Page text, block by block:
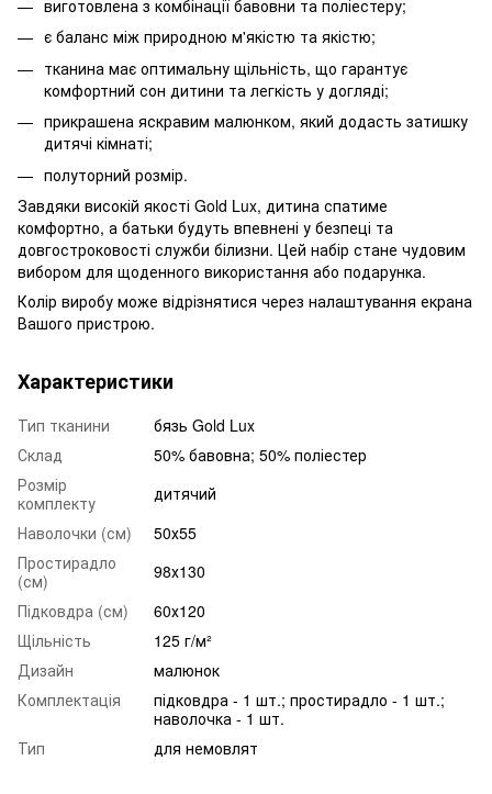
виготовлена з комбінації бавовни та поліестеру;
є баланс між природною м'якістю та якістю;
тканина має оптимальну щільність, що гарантує
комфортний сон дитини та легкість у догляді;
прикрашена яскравим малюнком, який додасть затишку
дитячі кімнаті;
полуторний розмір.
Завдяки високій якості Gold Lux, дитина спатиме
комфортно, а батьки будуть впевнені у безпеці та
довгостроковості служби білизни. Цей набір стане чудовим
вибором для щоденного використання або подарунка.
Колір виробу може відрізнятися через налаштування екрана
Вашого пристрою.
Характеристики
Тип тканини
бязь Gold Lux
Склад
50% бавовна; 50% поліестер
Розмір
комплекту
дитячий
Наволочки (см)
50х55
Простирадло
(см)
98х130
Підковдра (см)
60х120
Щільність
125 г/м²
Дизайн
малюнок
Комплектація
підковдра - 1 шт.; простирадло - 1 шт.;
наволочка - 1 шт.
Тип
для немовлят